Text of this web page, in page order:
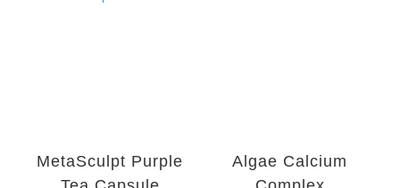
MetaSculpt Purple
Algae Calcium